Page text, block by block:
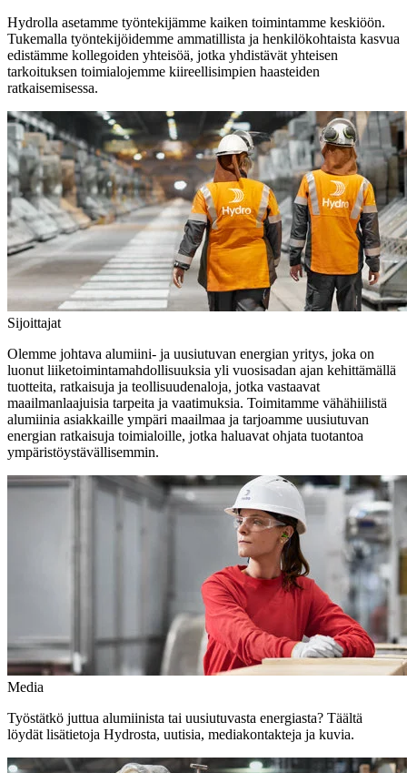
Hydrolla asetamme työntekijämme kaiken toimintamme keskiöön.
Tukemalla työntekijöidemme ammatillista ja henkilökohtaista kasvua
edistämme kollegoiden yhteisöä, jotka yhdistävät yhteisen
tarkoituksen toimialojemme kiireellisimpien haasteiden
ratkaisemisessa.
Sijoittajat
Olemme johtava alumiini- ja uusiutuvan energian yritys, joka on
luonut liiketoimintamahdollisuuksia yli vuosisadan ajan kehittämällä
tuotteita, ratkaisuja ja teollisuudenaloja, jotka vastaavat
maailmanlaajuisia tarpeita ja vaatimuksia. Toimitamme vähähiilistä
alumiinia asiakkaille ympäri maailmaa ja tarjoamme uusiutuvan
energian ratkaisuja toimialoille, jotka haluavat ohjata tuotantoa
ympäristöystävällisemmin.
Media
Työstätkö juttua alumiinista tai uusiutuvasta energiasta? Täältä
löydät lisätietoja Hydrosta, uutisia, mediakontakteja ja kuvia.